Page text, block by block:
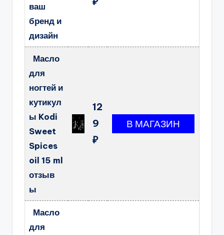
ваш
бренд и
дизайн
Масло
для
ногтей и
кутикул
ы Kodi
Sweet
Spices
oil 15 ml
отзыв
ы
12
9
₽
Масло
для